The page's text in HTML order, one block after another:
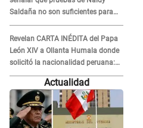
Saldaña no son suficientes para
condenar a César Sánchez: "No
justifica ser un delito"
Revelan CARTA INÉDITA del Papa
León XIV a Ollanta Humala donde
solicitó la nacionalidad peruana:
"Durante toda..."
Actualidad